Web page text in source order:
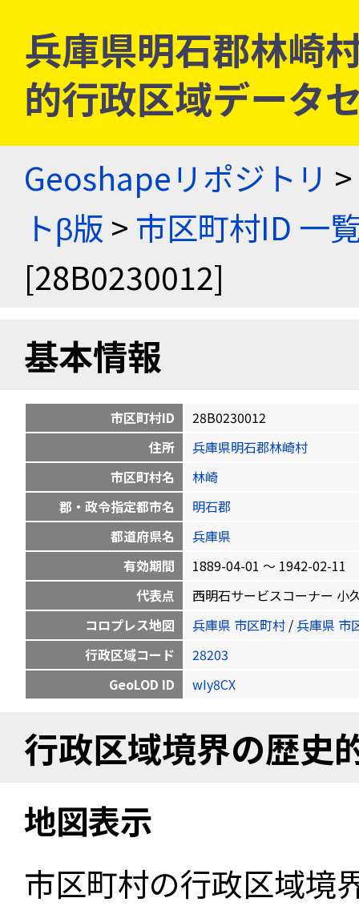
兵庫県明石郡林崎
的行政区域データ
Geoshapeリポジトリ >
トβ版 > 市区町村ID 一
[28B0230012]
基本情報
市区町村ID
28B0230012
住所
兵庫県明石郡林崎村
市区町村名
林崎
郡・政令指定都市名
明石郡
都道府県名
兵庫県
有効期間
1889-04-01 〜 1942-02-11
代表点
西明石サービスコーナー 小
コロプレス地図
兵庫県 市区町村 /兵庫県 市
行政区域コード
28203
GeoLOD ID
wIy8CX
行政区域境界の歴史
地図表示
市区町村の行政区域境